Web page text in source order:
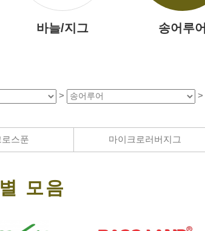
바늘/지그 송어루어
> >
스푼 마이크로러버지그
모음